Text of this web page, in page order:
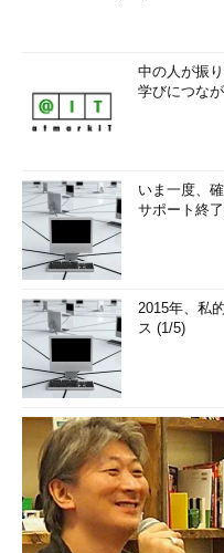
中の人が振
学びにつな
いま一度、
サポート終
2015年、私
ス (1/5)